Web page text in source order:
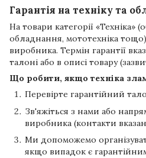
Гарантія на техніку та
На товари категорії «Техніка»
обладнання, мототехніка тощо)
виробника. Термін гарантії
талоні або в описі товару
Що робити, якщо техніка
Перевірте гарантійний
Зв'яжіться з нами або
виробника (контакти
Ми допоможемо
якщо випадок є